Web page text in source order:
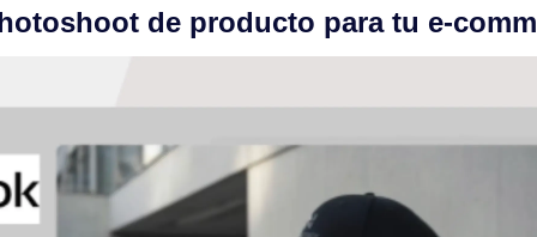
de producto para tu e-